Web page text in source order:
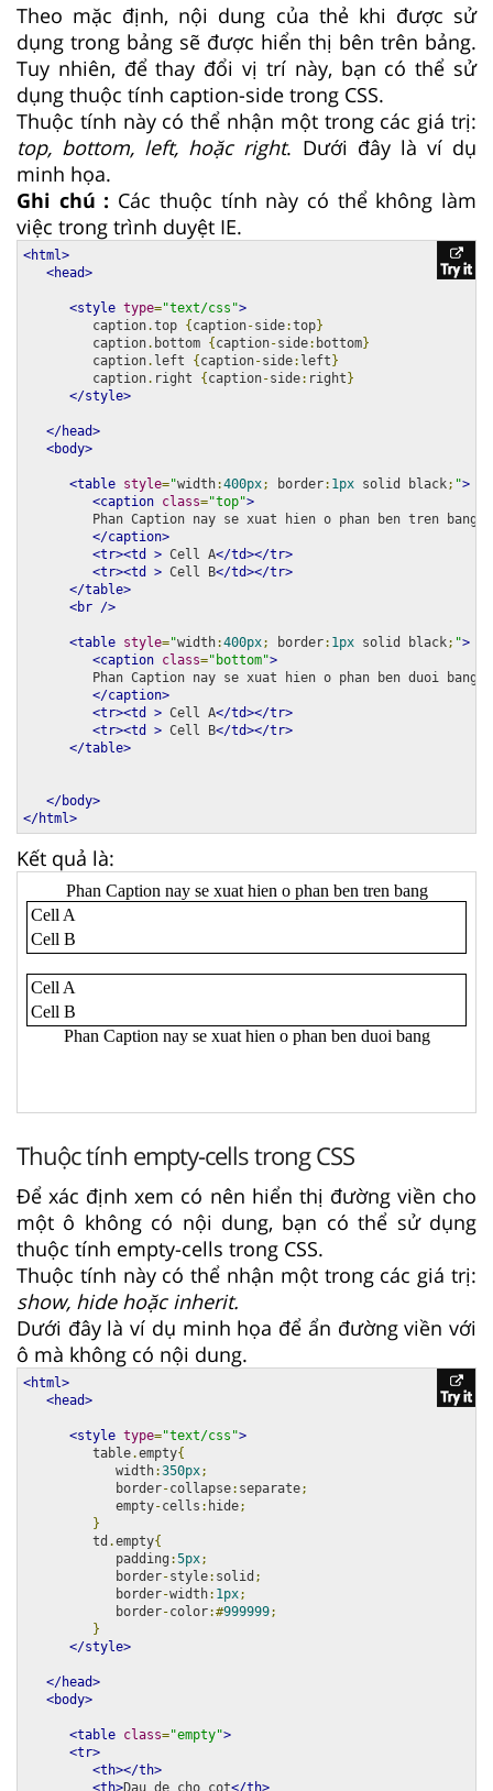
Theo mặc định, nội dung của thẻ khi được sử
dụng trong bảng sẽ được hiển thị bên trên bảng.
Tuy nhiên, để thay đổi vị trí này, bạn có thể sử
dụng thuộc tính caption-side trong CSS.
Thuộc tính này có thể nhận một trong các giá trị:
top, bottom, left, hoặc right. Dưới đây là ví dụ
minh họa.
Ghi chú : Các thuộc tính này có thể không làm
việc trong trình duyệt IE.
<html>
<head>
<style type="text/css">
         caption
.top {caption-side:top}
         caption
. bottom {caption-side: bottom}
         caption
. left {caption-side: left}
         caption
. right {caption-side: right}
</style>
</head>
<body>
<table style="width:400px; border: 1px solid black; ">
<caption class="top">
         Phan Caption nay se xuat hien o phan ben tren bang
</caption>
<tr><td
> Cell A</td></tr>
<tr><td
> Cell B</td></tr>
</table>
<br />
<table style="width:400px; border: 1px solid black; ">
<caption class="bottom">
         Phan Caption nay se xuat hien o phan ben duoi bang
</caption>
<tr><td
> Cell A</td></tr>
<tr><td
> Cell B</td></tr>
</table>
</body>
</html>
Kết quả là:
Thuộc tính empty-cells trong CSS
Để xác định xem có nên hiển thị đường viền cho
một ô không có nội dung, bạn có thể sử dụng
thuộc tính empty-cells trong CSS.
Thuộc tính này có thể nhận một trong các giá trị:
show, hide hoặc inherit.
Dưới đây là ví dụ minh họa để ẩn đường viền với
ô mà không có nội dung.
<html>
<head>
<style type="text/css">
         table
.empty{
            width
:350px;
            border
-collapse: separate;
            empty
-cells : hide;
}
         td
.empty{
            padding
:5px;
            border
-style: solid ;
            border
-width: 1px;
            border
-color:#999999;
}
</style>
</head>
<body>
<table class="empty">
<tr>
<th></th>
<th>Dau de cho cot</th>